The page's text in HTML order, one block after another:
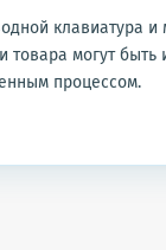
клавиатура
товара могут
процессом.